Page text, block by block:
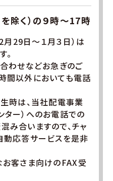
除く）の９時～17時
29日～１月３日）は
。
わせなどお急ぎのご
間以外においても電話
時は、当社配電事業
ター）へのお電話での
み合いますので、チャ
動応答サービスを是非
客さま向けのFAX受